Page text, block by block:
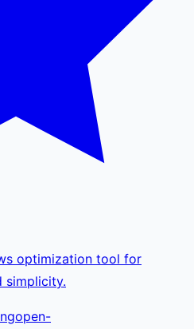
optimization tool for
simplicity.
open-